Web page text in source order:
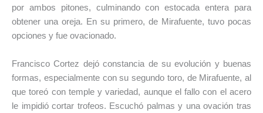
por ambos pitones, culminando con estocada entera para
obtener una oreja. En su primero, de Mirafuente, tuvo pocas
opciones y fue ovacionado.
Francisco Cortez dejó constancia de su evolución y buenas
formas, especialmente con su segundo toro, de Mirafuente, al
que toreó con temple y variedad, aunque el fallo con el acero
le impidió cortar trofeos. Escuchó palmas y una ovación tras